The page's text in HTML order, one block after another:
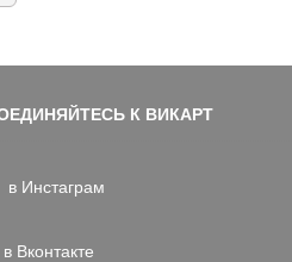
К ВИКАРТ
в Инстаграм
в Вконтакте